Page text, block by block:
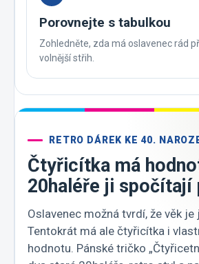
Porovnejte s tabulkou
Zohledněte, zda má oslavenec rád
volnější střih.
RETRO DÁREK KE 40.
Čtyřicítka má
20haléře ji spočítají
Oslavenec možná tvrdí, že věk je
Tentokrát má ale čtyřicítka i
hodnotu. Pánské tričko